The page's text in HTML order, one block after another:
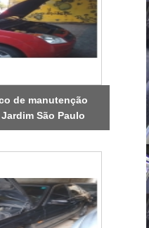
de manutenção
São Paulo